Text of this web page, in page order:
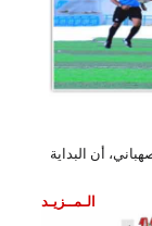
أن البداية
الـمــزيـد